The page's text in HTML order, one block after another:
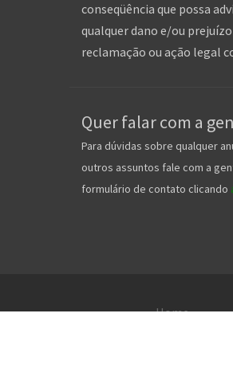
conseqüência que possa
qualquer dano e/ou
reclamação ou ação legal
Quer falar com a
Para dúvidas sobre qualquer
outros assuntos fale com a
formulário de contato clicando
Home